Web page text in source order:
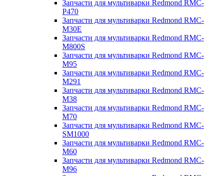
Запчасти для мультиварки Redmond RMC-
P470
Запчасти для мультиварки Redmond RMC-
M30E
Запчасти для мультиварки Redmond RMC-
M800S
Запчасти для мультиварки Redmond RMC-
M95
Запчасти для мультиварки Redmond RMC-
M291
Запчасти для мультиварки Redmond RMC-
M38
Запчасти для мультиварки Redmond RMC-
M70
Запчасти для мультиварки Redmond RMC-
SM1000
Запчасти для мультиварки Redmond RMC-
M60
Запчасти для мультиварки Redmond RMC-
M96